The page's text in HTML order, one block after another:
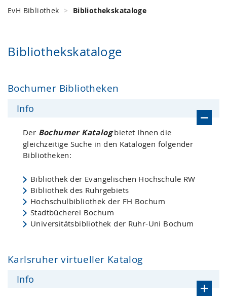
EvH Bibliothek Bibliothekskataloge
Bibliothekskataloge
Bochumer Bibliotheken
Info
Der Bochumer Katalogbietet Ihnen die
gleichzeitige Suche in den Katalogen folgender
Bibliotheken:
Bibliothek der Evangelischen Hochschule RW
Bibliothek des Ruhrgebiets
Hochschulbibliothek der FH Bochum
Stadtbücherei Bochum
Universitätsbibliothek der Ruhr-Uni Bochum
Karlsruher virtueller Katalog
Info